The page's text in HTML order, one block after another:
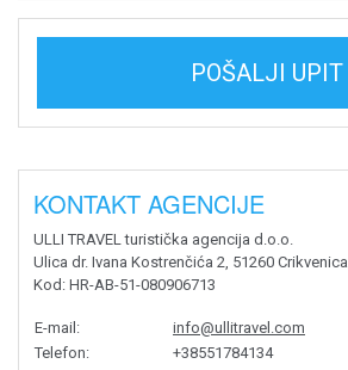
POŠALJI UPIT
KONTAKT AGENCIJE
ULLI TRAVEL turistička agencija d.o.o.
Ulica dr. Ivana Kostrenčića 2, 51260 Crikvenica
Kod : HR-AB-51-080906713
E-mail :
info@ullitravel.com
Telefon: +38551784134